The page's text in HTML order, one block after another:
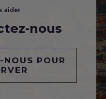
aider
nous
POUR